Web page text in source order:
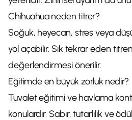
Chihuahua neden titrer?
Soğuk, heyecan, stres veya
yol açabilir. Sık tekrar eden
değerlendirmesi önerilir.
Eğitimde en büyük zorluk nedir?
Tuvalet eğitimi ve havlama
konulardır. Sabır, tutarlılık ve